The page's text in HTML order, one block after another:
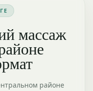
массаж
районе